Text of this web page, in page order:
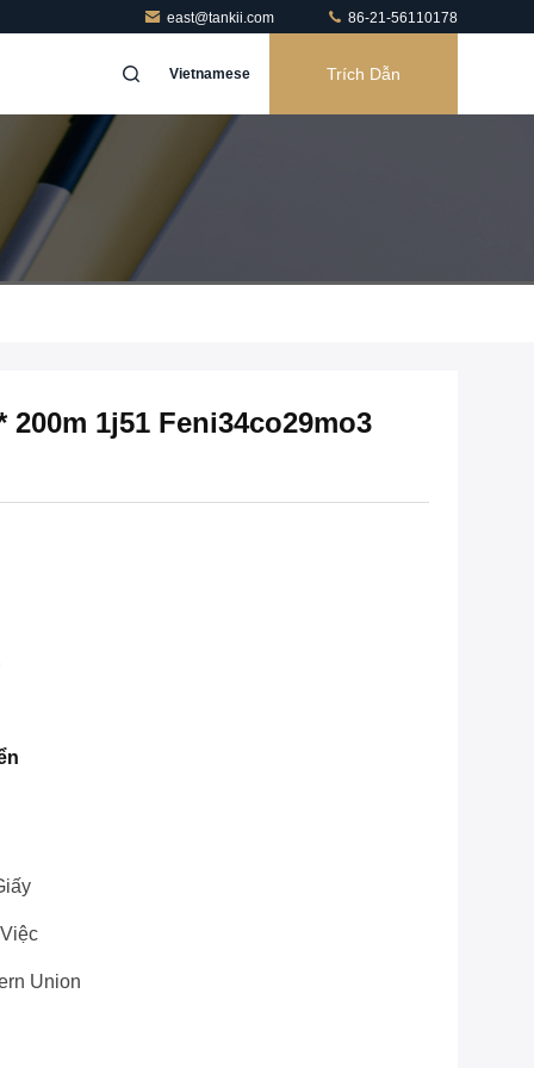
east@tankii.com 86-21-56110178
Vietnamese Trích Dẫn
1j51 Feni34co29mo3
Union